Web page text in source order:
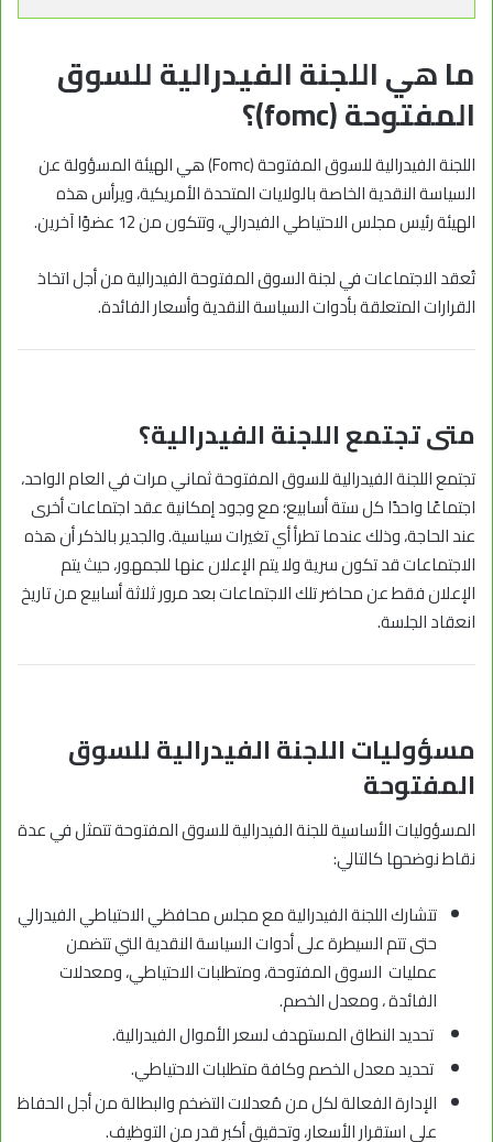
ما هي اللجنة الفيدرالية للسوق
المفتوحة (fomc)؟
اللجنة الفيدرالية للسوق المفتوحة (Fomc) هي الهيئة المسؤولة عن
السياسة النقدية الخاصة بالولايات المتحدة الأمريكية، ويرأس هذه
الهيئة رئيس مجلس الاحتياطي الفيدرالي، وتتكون من 12 عضوًا آخرين.
تُعقد الاجتماعات في لجنة السوق المفتوحة الفيدرالية من أجل اتخاذ
القرارات المتعلقة بأدوات السياسة النقدية وأسعار الفائدة.
متى تجتمع اللجنة الفيدرالية؟
تجتمع اللجنة الفيدرالية للسوق المفتوحة ثماني مرات في العام الواحد،
اجتماعًا واحدًا كل ستة أسابيع؛ مع وجود إمكانية عقد اجتماعات أخرى
عند الحاجة، وذلك عندما تطرأ أي تغيرات سياسية. والجدير بالذكر أن هذه
الاجتماعات قد تكون سرية ولا يتم الإعلان عنها للجمهور، حيث يتم
الإعلان فقط عن محاضر تلك الاجتماعات بعد مرور ثلاثة أسابيع من تاريخ
انعقاد الجلسة.
مسؤوليات اللجنة الفيدرالية للسوق
المفتوحة
المسؤوليات الأساسية للجنة الفيدرالية للسوق المفتوحة تتمثل في عدة
نقاط نوضحها كالتالي:
تتشارك اللجنة الفيدرالية مع مجلس محافظي الاحتياطي الفيدرالي
حتى تتم السيطرة على أدوات السياسة النقدية التي تتضمن
عمليات السوق المفتوحة، ومتطلبات الاحتياطي، ومعدلات
الفائدة ، ومعدل الخصم.
تحديد النطاق المستهدف لسعر الأموال الفيدرالية.
تحديد معدل الخصم وكافة متطلبات الاحتياطي.
الإدارة الفعالة لكل من مُعدلات التضخم والبطالة من أجل الحفاظ
على استقرار الأسعار، وتحقيق أكبر قدر من التوظيف.